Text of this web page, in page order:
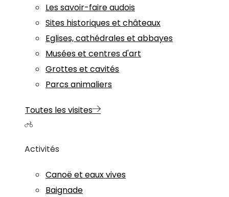
Les savoir-faire audois
Sites historiques et châteaux
Eglises, cathédrales et abbayes
Musées et centres d'art
Grottes et cavités
Parcs animaliers
Toutes les visites
Activités
Canoë et eaux vives
Baignade